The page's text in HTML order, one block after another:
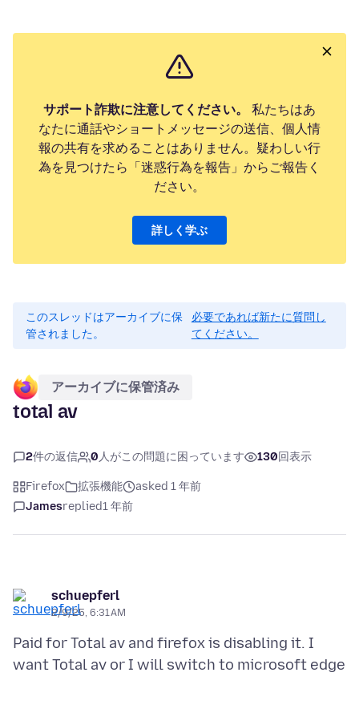
サポート詐欺に注意してください。
私たちはあ
なたに通話やショートメッセージの送信、個人情
報の共有を求めることはありません。疑わしい行
為を見つけたら「迷惑行為を報告」からご報告く
ださい。
詳しく学ぶ
このスレッドはアーカイブに保
管されました。
必要であれば新たに質問し
てください。
アーカイブに保管済み
total av
2件の返信 0人がこの問題に困っています 130回表示
Firefox 拡張機能
asked 1 年前
Jamesreplied1 年前
schuepferl
2/9/25, 6:31 AM
Paid for Total av and firefox is disabling it. I